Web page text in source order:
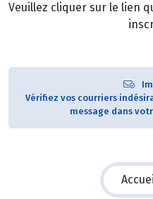
Veuillez cliquer sur le lien
Vérifiez vos courriers
message dans